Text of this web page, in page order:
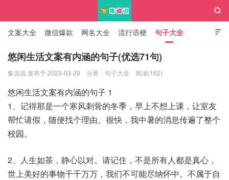

文案大全 微信爆款 网名大全 流行语梗 句子大全
知识大全

悠闲生活文案有内涵的句子(优选71句)
集说说 发布于 2023-03-29 分类： 句子大全 阅读(162)
悠闲生活文案有内涵的句子 1
1、记得那是一个寒风刺骨的冬季，早上不想上课，让室友
帮忙请假，随便找个理由。很快，我中暑的消息传遍了整个
校园。
2、人生如茶，静心以对。请记住，不是所有人都是真心，
世上美好的事物千千万万，我们不可能尽纳怀中。不属于自